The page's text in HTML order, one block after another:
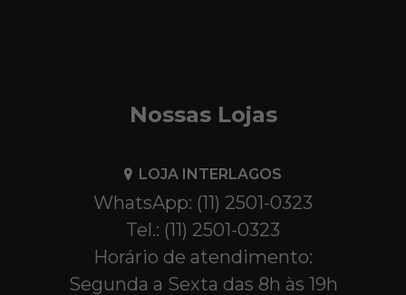
Nossas Lojas
LOJA INTERLAGOS
WhatsApp: (11) 2501-0323
Tel.: (11) 2501-0323
Horário de atendimento:
Segunda a Sexta das 8h às 19h